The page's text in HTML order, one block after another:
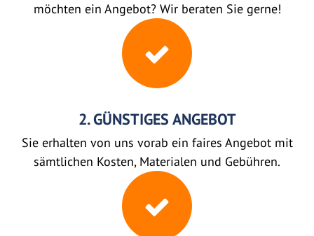
möchten ein Angebot? Wir beraten Sie gerne!
2. GÜNSTIGES ANGEBOT
Sie erhalten von uns vorab ein faires Angebot mit
sämtlichen Kosten, Materialen und Gebühren.